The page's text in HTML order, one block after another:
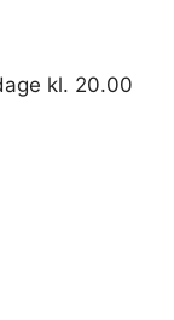
kl. 20.00